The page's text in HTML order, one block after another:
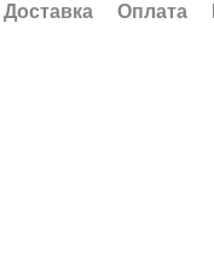
Доставка Оплата